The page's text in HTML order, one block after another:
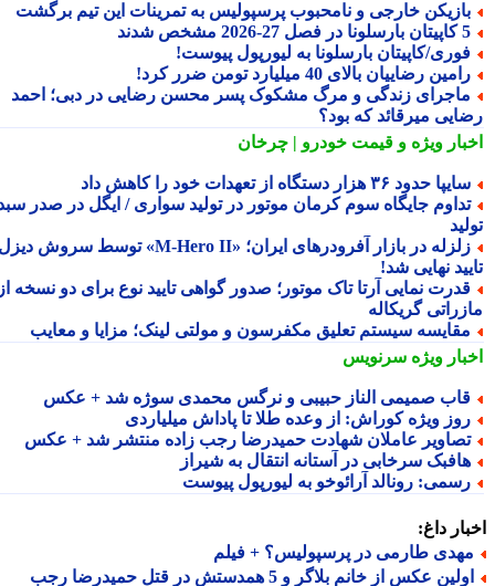
خارجی و نامحبوب پرسپولیس به تمرینات این تیم برگشت
کاپیتان بارسلونا به لیورپول پیوست!
رضاییان بالای 40 میلیارد تومن ضرر کرد!
زندگی و مرگ مشکوک پسر محسن رضایی در دبی؛ احمد
میرقائد که بود؟
ویژهو قیمت خودرو | چرخان
حدود ۳۶ هزار دستگاه از تعهدات خود را کاهش داد
جایگاه سوم کرمان موتور در تولید سواری / ایگل در صدر سبد
زلزله در بازار آفرودرهای ایران؛ «M-Hero II» توسط سروش دیزل
نهایی شد!
نمایی آرتا تاک موتور؛ صدور گواهی تایید نوع برای دو نسخه از
گریکاله
سیستم تعلیق مکفرسون و مولتی لینک؛ مزایا و معایب
ویژهسرنویس
صمیمی الناز حبیبی و نرگس محمدی سوژه شد + عکس
ویژه کوراش: از وعده طلا تا پاداش میلیاردی
عاملان شهادت حمیدرضا رجب زاده منتشر شد + عکس
سرخابی در آستانه انتقال به شیراز
رونالد آرائوخو به لیورپول پیوست
داغ:
طارمی در پرسپولیس؟ + فیلم
اولین عکس از خانم بلاگر و 5 همدستش در قتل حمیدرضا رجب